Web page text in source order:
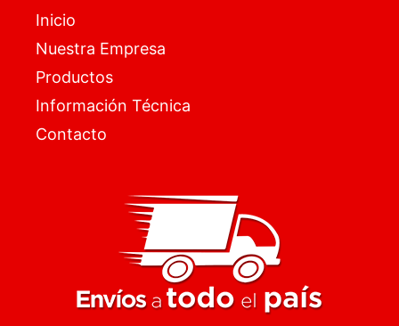
Inicio
Nuestra Empresa
Productos
Información Técnica
Contacto